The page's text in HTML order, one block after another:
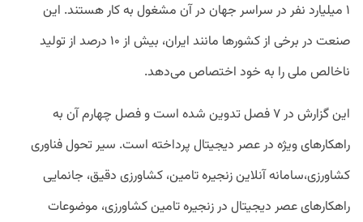
۱ میلیارد نفر در سراسر جهان در آن مشغول به کار هستند. این
صنعت در برخی از کشورها مانند ایران، بیش از ۱۰ درصد از تولید
ناخالص ملی را به خود اختصاص می‌دهد.
این گزارش در ۷ فصل تدوین شده است و فصل چهارم آن به
راهکارهای ویژه در عصر دیجیتال پرداخته است. سیر تحول فناوری
کشاورزی،سامانه آنلاین زنجیره تامین، کشاورزی دقیق، جانمایی
راهکارهای عصر دیجیتال در زنجیره تامین کشاورزی، موضوعات